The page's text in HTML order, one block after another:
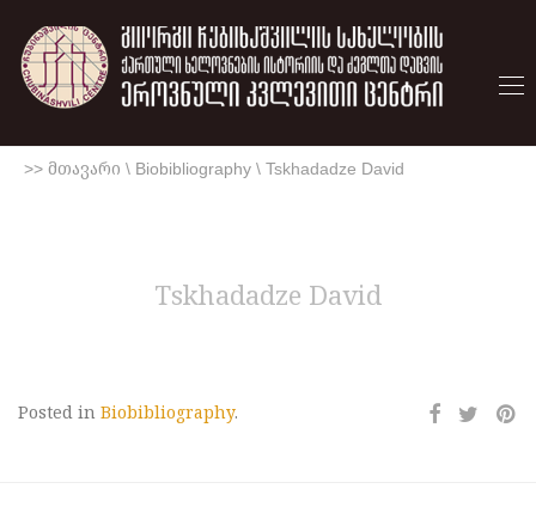
>> მთავარი \ Biobibliography \ Tskhadadze David
Tskhadadze David
Posted in Biobibliography.